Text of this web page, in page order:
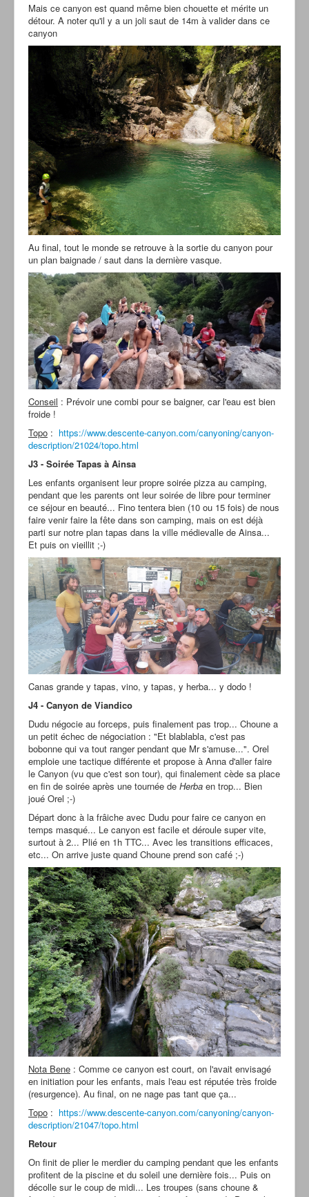
Mais ce canyon est quand même bien chouette et mérite un
détour. A noter qu'il y a un joli saut de 14m à valider dans ce
canyon
Au final, tout le monde se retrouve à la sortie du canyon pour
un plan baignade / saut dans la dernière vasque.
Conseil : Prévoir une combi pour se baigner, car l'eau est bien
froide !
Topo : https://www.descente-canyon.com/canyoning/canyon-
description/21024/topo.html
J3 - Soirée Tapas à Ainsa
Les enfants organisent leur propre soirée pizza au camping,
pendant que les parents ont leur soirée de libre pour terminer
ce séjour en beauté... Fino tentera bien (10 ou 15 fois) de nous
faire venir faire la fête dans son camping, mais on est déjà
parti sur notre plan tapas dans la ville médievalle de Ainsa...
Et puis on vieillit ;-)
Canas grande y tapas, vino, y tapas, y herba... y dodo !
J4 - Canyon de Viandico
Dudu négocie au forceps, puis finalement pas trop... Choune a
un petit échec de négociation : "Et blablabla, c'est pas
bobonne qui va tout ranger pendant que Mr s'amuse...". Orel
emploie une tactique différente et propose à Anna d'aller faire
le Canyon (vu que c'est son tour), qui finalement cède sa place
en fin de soirée après une tournée de Herba en trop... Bien
joué Orel ;-)
Départ donc à la frâiche avec Dudu pour faire ce canyon en
temps masqué... Le canyon est facile et déroule super vite,
surtout à 2... Plié en 1h TTC... Avec les transitions efficaces,
etc... On arrive juste quand Choune prend son café ;-)
Nota Bene : Comme ce canyon est court, on l'avait envisagé
en initiation pour les enfants, mais l'eau est réputée très froide
(resurgence). Au final, on ne nage pas tant que ça...
Topo : https://www.descente-canyon.com/canyoning/canyon-
description/21047/topo.html
Retour
On finit de plier le merdier du camping pendant que les enfants
profitent de la piscine et du soleil une dernière fois... Puis on
décolle sur le coup de midi... Les troupes (sans choune &